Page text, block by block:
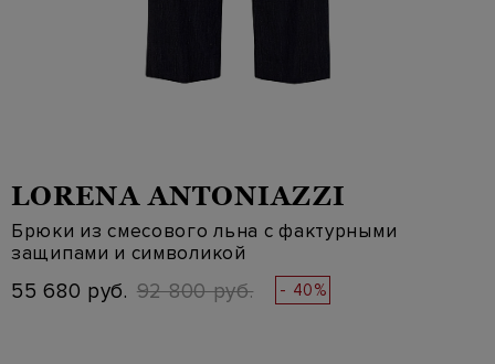
LORENA ANTONIAZZI
Брюки из смесового льна с фактурными
защипами и символикой
55 680 руб. 92 800 руб. - 40%